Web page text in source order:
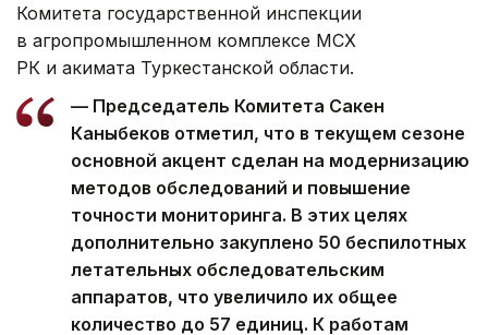
Комитета государственной инспекции
в агропромышленном комплексе МСХ
РК и акимата Туркестанской области.
— Председатель Комитета Сакен
Каныбеков отметил, что в текущем сезоне
основной акцент сделан на модернизацию
методов обследований и повышение
точности мониторинга. В этих целях
дополнительно закуплено 50 беспилотных
летательных обследовательским
аппаратов, что увеличило их общее
количество до 57 единиц. К работам